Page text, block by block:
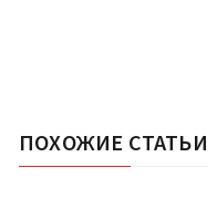
ПОХОЖИЕ СТАТЬИ